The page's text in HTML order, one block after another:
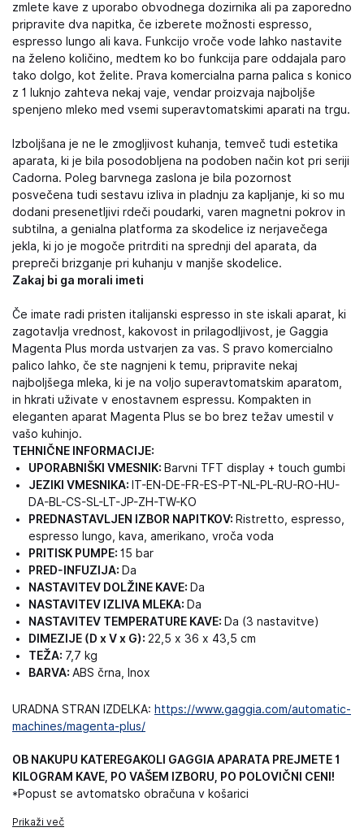
zmlete kave z uporabo obvodnega dozirnika ali pa zaporedno
pripravite dva napitka, če izberete možnosti espresso,
espresso lungo ali kava. Funkcijo vroče vode lahko nastavite
na želeno količino, medtem ko bo funkcija pare oddajala paro
tako dolgo, kot želite. Prava komercialna parna palica s konico
z 1 luknjo zahteva nekaj vaje, vendar proizvaja najboljše
spenjeno mleko med vsemi superavtomatskimi aparati na trgu.
Izboljšana je ne le zmogljivost kuhanja, temveč tudi estetika
aparata, ki je bila posodobljena na podoben način kot pri seriji
Cadorna. Poleg barvnega zaslona je bila pozornost
posvečena tudi sestavu izliva in pladnju za kapljanje, ki so mu
dodani presenetljivi rdeči poudarki, varen magnetni pokrov in
subtilna, a genialna platforma za skodelice iz nerjavečega
jekla, ki jo je mogoče pritrditi na sprednji del aparata, da
prepreči brizganje pri kuhanju v manjše skodelice.
Zakaj bi ga morali imeti
Če imate radi pristen italijanski espresso in ste iskali aparat, ki
zagotavlja vrednost, kakovost in prilagodljivost, je Gaggia
Magenta Plus morda ustvarjen za vas. S pravo komercialno
palico lahko, če ste nagnjeni k temu, pripravite nekaj
najboljšega mleka, ki je na voljo superavtomatskim aparatom,
in hkrati uživate v enostavnem espressu. Kompakten in
eleganten aparat Magenta Plus se bo brez težav umestil v
vašo kuhinjo.
TEHNIČNE INFORMACIJE:
UPORABNIŠKI VMESNIK: Barvni TFT display + touch gumbi
JEZIKI VMESNIKA: IT-EN-DE-FR-ES-PT-NL-PL-RU-RO-HU-
DA-BL-CS-SL-LT-JP-ZH-TW-KO
PREDNASTAVLJEN IZBOR NAPITKOV: Ristretto, espresso,
espresso lungo, kava, amerikano, vroča voda
PRITISK PUMPE: 15 bar
PRED-INFUZIJA: Da
NASTAVITEV DOLŽINE KAVE: Da
NASTAVITEV IZLIVA MLEKA: Da
NASTAVITEV TEMPERATURE KAVE: Da (3 nastavitve)
DIMEZIJE (D x V x G): 22,5 x 36 x 43,5 cm
TEŽA: 7,7 kg
BARVA: ABS črna, Inox
URADNA STRAN IZDELKA: https://www.gaggia.com/automatic-
machines/magenta-plus/
OB NAKUPU KATEREGAKOLI GAGGIA APARATA PREJMETE 1
KILOGRAM KAVE, PO VAŠEM IZBORU, PO POLOVIČNI CENI!
*Popust se avtomatsko obračuna v košarici
Prikaži več